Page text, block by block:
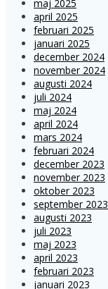
maj 2025
april 2025
februari 2025
januari 2025
december 2024
november 2024
augusti 2024
juli 2024
maj 2024
april 2024
mars 2024
februari 2024
december 2023
november 2023
oktober 2023
september 2023
augusti 2023
juli 2023
maj 2023
april 2023
februari 2023
januari 2023